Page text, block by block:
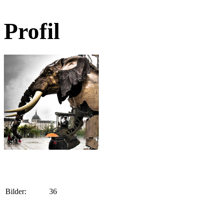
Profil
Bilder:
36